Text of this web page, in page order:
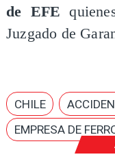
de EFE
Juzgado de
CHILE
EMPRESA DE